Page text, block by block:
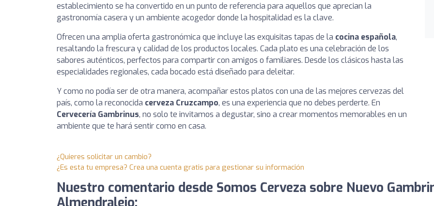
establecimiento se ha convertido en un punto de referencia para aquellos que aprecian la
gastronomía casera y un ambiente acogedor donde la hospitalidad es la clave.
Ofrecen una amplia oferta gastronómica que incluye las exquisitas tapas de la cocina española,
resaltando la frescura y calidad de los productos locales. Cada plato es una celebración de los
sabores auténticos, perfectos para compartir con amigos o familiares. Desde los clásicos hasta las
especialidades regionales, cada bocado está diseñado para deleitar.
Y como no podía ser de otra manera, acompañar estos platos con una de las mejores cervezas del
país, como la reconocida cerveza Cruzcampo, es una experiencia que no debes perderte. En
Cervecería Gambrinus, no solo te invitamos a degustar, sino a crear momentos memorables en un
ambiente que te hará sentir como en casa.
¿Quieres solicitar un cambio?
¿Es esta tu empresa? Crea una cuenta gratis para gestionar su información
Nuestro comentario desde Somos Cerveza sobre Nuevo